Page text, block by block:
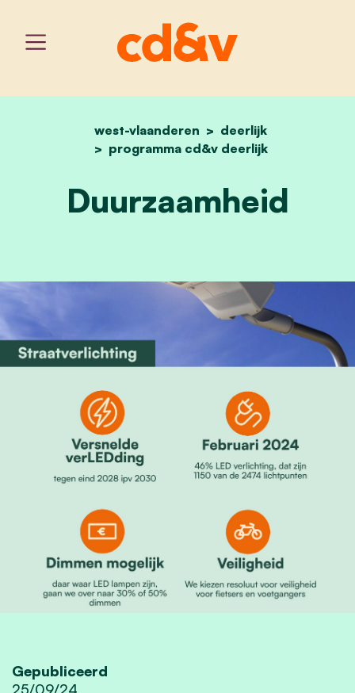
home
west-vlaanderen
deerlijk
programma cd&v deerlijk
duurzaamheid
Duurzaamheid
Gepubliceerd
25/09/24